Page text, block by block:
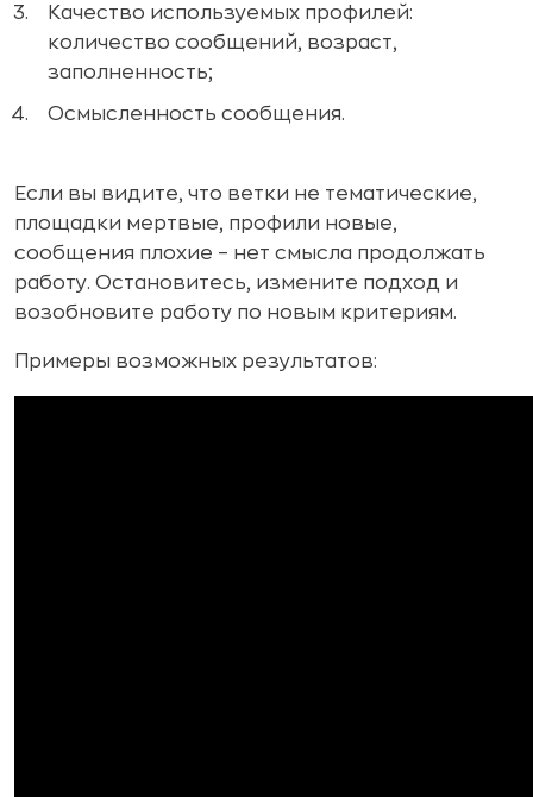
Качество используемых профилей:
количество сообщений, возраст,
заполненность;
Осмысленность сообщения.
Если вы видите, что ветки не тематические,
площадки мертвые, профили новые,
сообщения плохие – нет смысла продолжать
работу. Остановитесь, измените подход и
возобновите работу по новым критериям.
Примеры возможных результатов: